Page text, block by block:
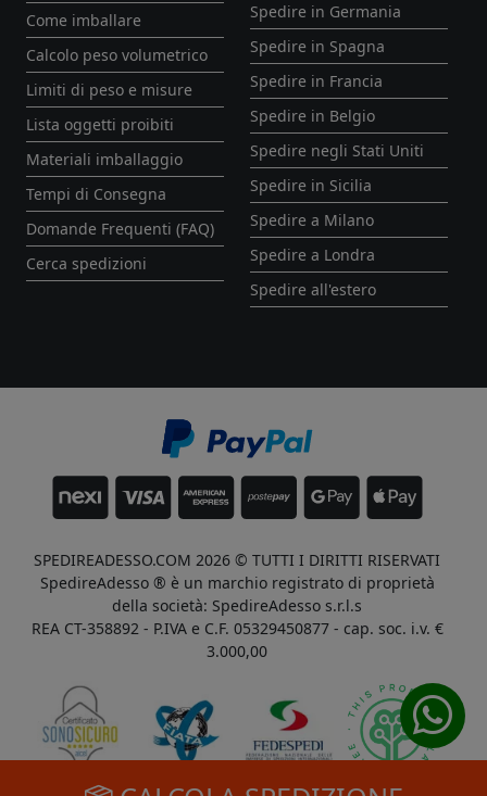
Come imballare
Calcolo peso volumetrico
Limiti di peso e misure
Lista oggetti proibiti
Materiali imballaggio
Tempi di Consegna
Domande Frequenti (FAQ)
Cerca spedizioni
Spedire in Germania
Spedire in Spagna
Spedire in Francia
Spedire in Belgio
Spedire negli Stati Uniti
Spedire in Sicilia
Spedire a Milano
Spedire a Londra
Spedire all'estero
SPEDIREADESSO.COM 2026 © TUTTI I DIRITTI RISERVATI
SpedireAdesso ® è un marchio registrato di proprietà
della società: SpedireAdesso s.r.l.s
REA CT-358892 - P.IVA e C.F. 05329450877 - cap. soc. i.v. €
3.000,00